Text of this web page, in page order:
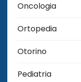
Oncologia
Ortopedia
Otorino
Pediatria